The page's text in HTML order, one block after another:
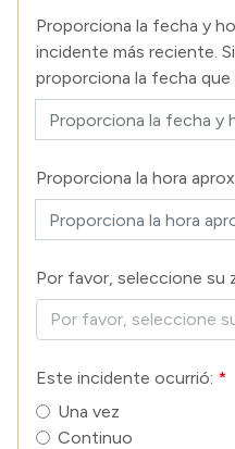
Proporciona la fecha y
incidente más reciente.
proporciona la fecha que
Proporciona la hora
Por favor, seleccione su
Por favor, seleccione
Este incidente ocurrió:
Una vez
Continuo